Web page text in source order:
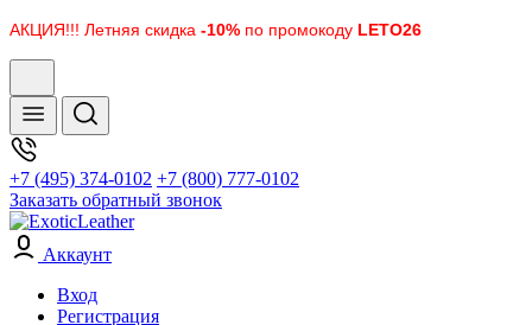
АКЦИЯ!!! Летняя скидка -10% по промокоду LETO26
+7 (495) 374-0102 +7 (800) 777-0102
Заказать обратный звонок
Аккаунт
Вход
Регистрация